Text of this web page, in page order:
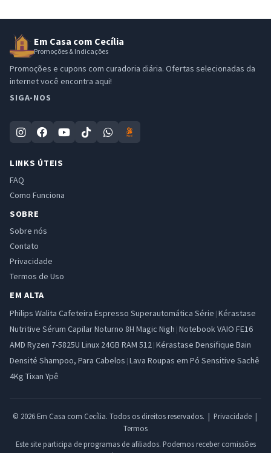
Em Casa com Cecília
Promoções & Indicações
Promoções e cupons com curadoria diária. Ofertas selecionadas da
internet você encontra aqui!
SIGA-NOS
LINKS ÚTEIS
FAQ
Como Funciona
SOBRE
Sobre nós
Contato
Privacidade
Termos de Uso
EM ALTA
Philips Walita Cafeteira Espresso Superautomática Série | Kérastase
Nutritive Sérum Capilar Noturno 8H Magic Nigh | Notebook VAIO FE16
AMD Ryzen 7-5825U Linux 24GB RAM 512 | Kérastase Densifique Bain
Densité Shampoo, Para Cabelos | Lava Roupas em Pó Sensitive Sachê
4Kg Tixan Ypê
© 2026 Em Casa com Cecília. Todos os direitos reservados. | Privacidade|
Termos
Este site participa de programas de afiliados. Podemos receber comissões